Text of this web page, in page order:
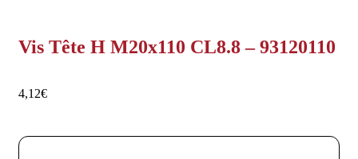
Vis Tête H M20x110 CL8.8 – 93120110
4,12€